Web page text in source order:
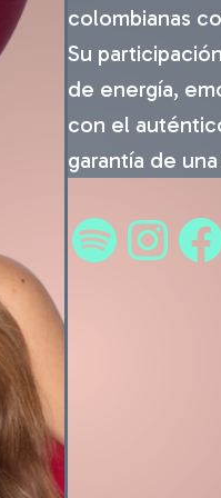
colombianas
Su
de energía,
con el
garantía de
Spotify Instagram Facebook